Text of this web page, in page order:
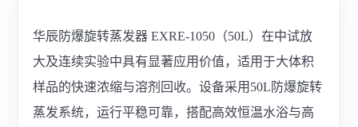
华辰防爆旋转蒸发器 EXRE-1050（50L）在中试放
大及连续实验中具有显著应用价值，适用于大体积
样品的快速浓缩与溶剂回收。设备采用50L防爆旋转
蒸发系统，运行平稳可靠，搭配高效恒温水浴与高